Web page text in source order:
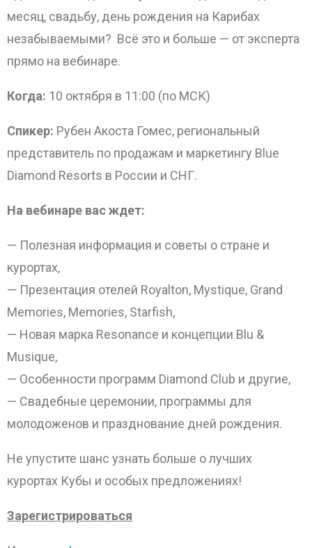
месяц, свадьбу, день рождения на Карибах
незабываемыми? Всё это и больше — от эксперта
прямо на вебинаре.
Когда: 10 октября в 11:00 (по МСК)
Спикер: Рубен Акоста Гомес, региональный
представитель по продажам и маркетингу Blue
Diamond Resorts в России и СНГ.
На вебинаре вас ждет:
— Полезная информация и советы о стране и
курортах,
— Презентация отелей Royalton, Mystique, Grand
Memories, Memories, Starfish,
— Новая марка Resonance и концепции Blu &
Musique,
— Особенности программ Diamond Club и другие,
— Свадебные церемонии, программы для
молодоженов и празднование дней рождения.
Не упустите шанс узнать больше о лучших
курортах Кубы и особых предложениях!
Зарегистрироваться
ОТПРАВИТЬ